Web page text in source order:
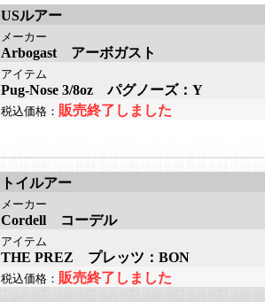
USルアー
メーカー
Arbogast アーボガスト
アイテム
Pug-Nose 3/8oz パグノーズ：Y
税込価格： 販売終了しました
トイルアー
メーカー
Cordell コーデル
アイテム
THE PREZ プレッツ：BON
税込価格： 販売終了しました